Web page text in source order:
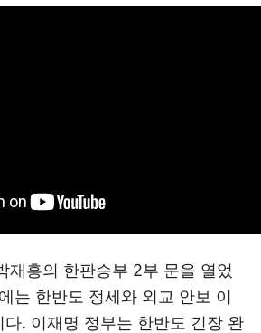
홍의 한판승부 2부 문을 열었
는 한반도 정세와 외교 안보 이
. 이재명 정부는 한반도 긴장 완